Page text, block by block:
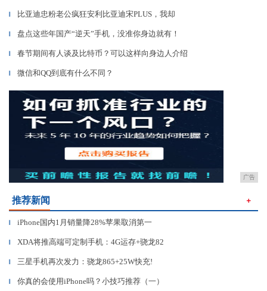
▎ 比亚迪忠粉老公疯狂安利比亚迪宋PLUS，我却
▎ 盘点这些年国产“逆天”手机，没准你身边就有！
▎ 春节期间有人谈及比特币？可以这样向身边人介绍
▎ 微信和QQ到底有什么不同？
广告
推荐新闻 ＋
▎ iPhone国内1月销量降28%苹果取消第一
▎ XDA将推高端可定制手机：4G运存+骁龙82
▎ 三星手机再次发力：骁龙865+25W快充!
▎ 你真的会使用iPhone吗？小技巧推荐（一）